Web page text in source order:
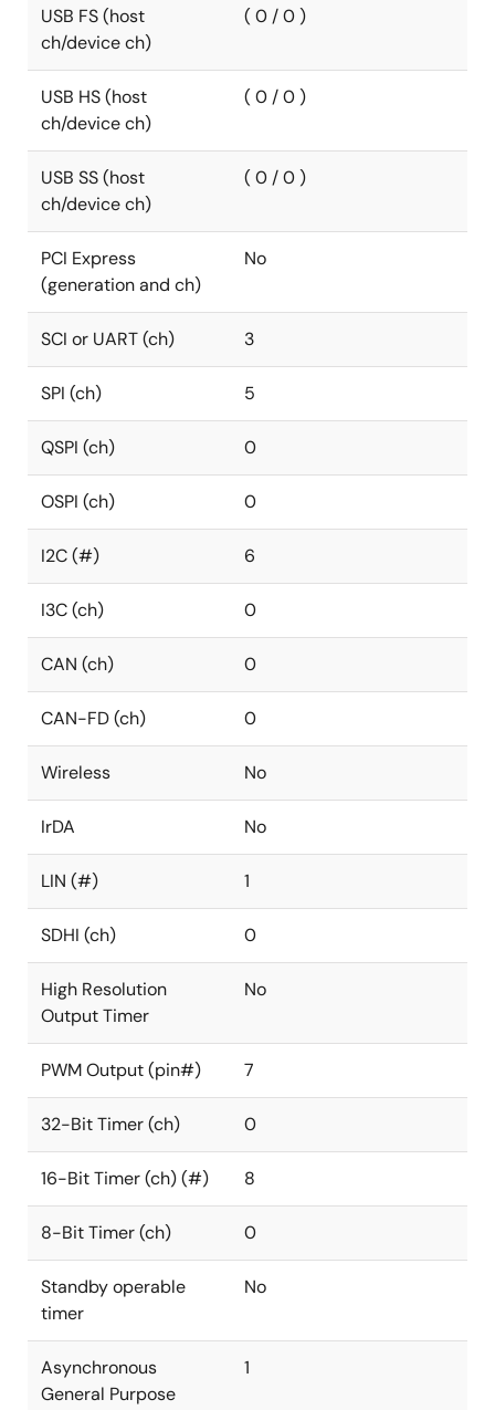
USB FS (host
ch/device ch)
( 0 / 0 )
USB HS (host
ch/device ch)
( 0 / 0 )
USB SS (host
ch/device ch)
( 0 / 0 )
PCI Express
(generation and ch)
No
SCI or UART (ch) 3
SPI (ch) 5
QSPI (ch) 0
OSPI (ch) 0
I2C (#) 6
I3C (ch) 0
CAN (ch) 0
CAN-FD (ch) 0
Wireless No
IrDA No
LIN (#) 1
SDHI (ch) 0
High Resolution
Output Timer
No
PWM Output (pin#) 7
32-Bit Timer (ch) 0
16-Bit Timer (ch) (#) 8
8-Bit Timer (ch) 0
Standby operable
timer
No
Asynchronous
General Purpose
1